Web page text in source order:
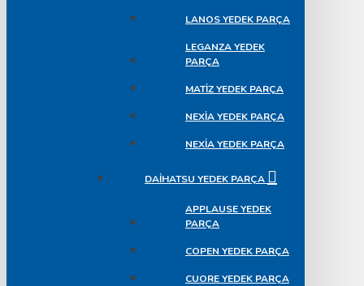
LANOS YEDEK PARÇA
LEGANZA YEDEK
PARÇA
MATIZ YEDEK PARÇA
NEXIA YEDEK PARÇA
NEXIA YEDEK PARÇA
DAIHATSU YEDEK PARÇA
APPLAUSE YEDEK
PARÇA
COPEN YEDEK PARÇA
CUORE YEDEK PARÇA